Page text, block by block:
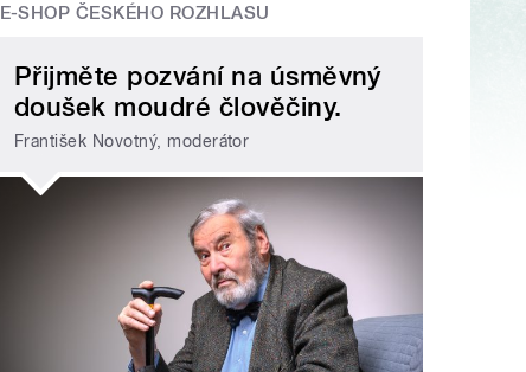
E-SHOP ČESKÉHO ROZHLASU
Přijměte pozvání na úsměvný
doušek moudré člověčiny.
František Novotný, moderátor